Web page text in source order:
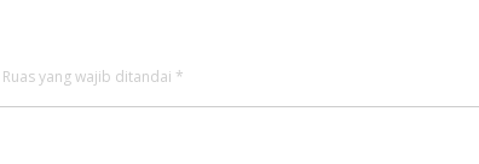
Ruas yang wajib ditandai *